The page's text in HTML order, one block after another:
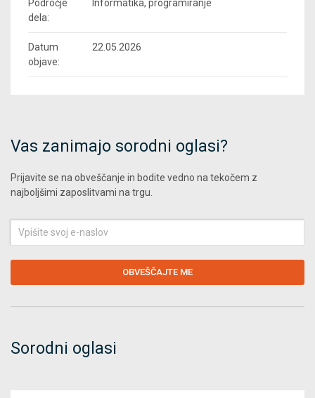
Področje
dela:
Informatika, programiranje
Datum
objave:
22.05.2026
Vas zanimajo sorodni oglasi?
Prijavite se na obveščanje in bodite vedno na tekočem z
najboljšimi zaposlitvami na trgu.
Vpišite
svoj
OBVEŠČAJTE ME
Sorodni oglasi